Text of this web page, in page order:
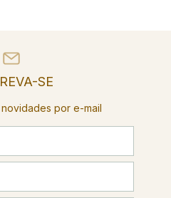
SE
por e-mail